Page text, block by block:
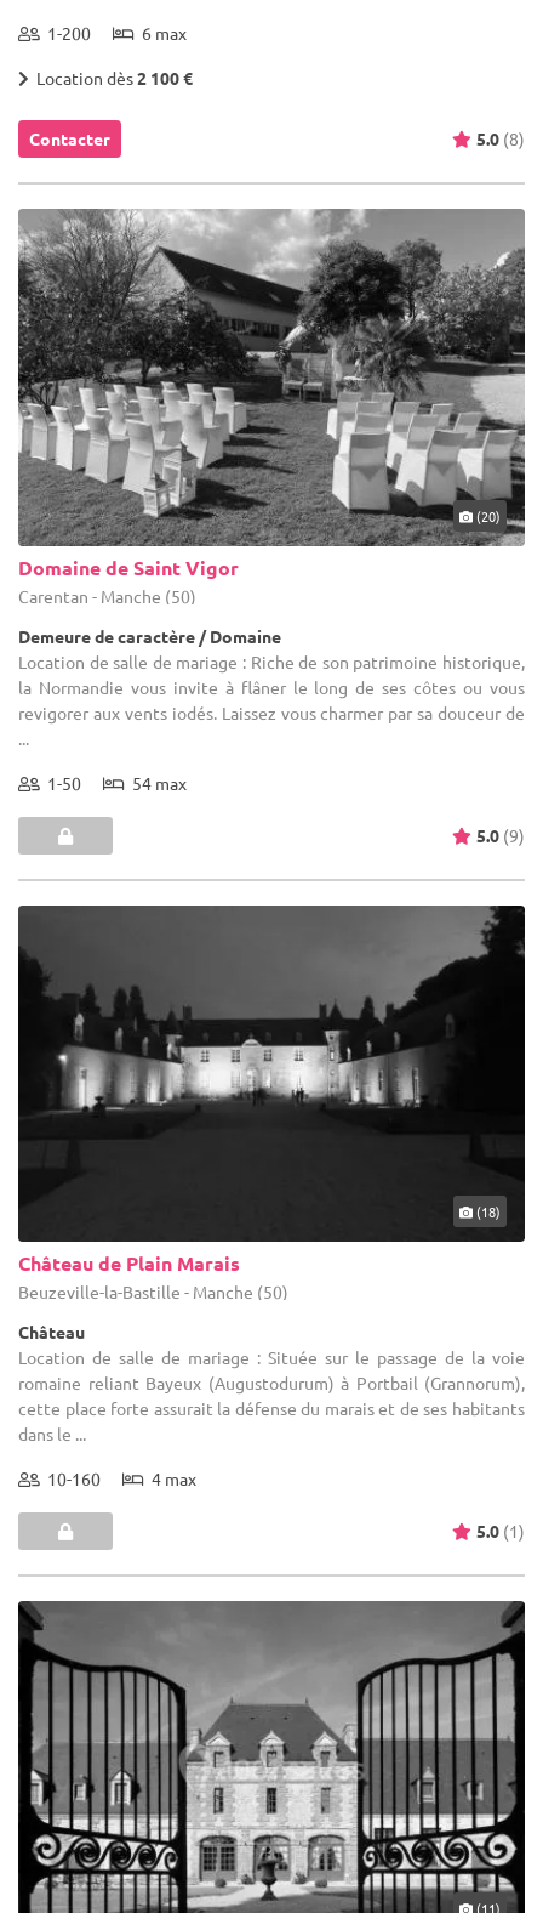
1-200 6 max
Location dès2 100 €
Contacter 5.0 (8)
(20)
Domaine de Saint Vigor
Carentan - Manche (50)
Demeure de caractère / Domaine
Location de salle de mariage : Riche de son patrimoine historique,
la Normandie vous invite à flâner le long de ses côtes ou vous
revigorer aux vents iodés. Laissez vous charmer par sa douceur de
1-50 54 max
5.0 (9)
(18)
Château de Plain Marais
Beuzeville-la-Bastille - Manche (50)
Château
Location de salle de mariage : Située sur le passage de la voie
romaine reliant Bayeux (Augustodurum) à Portbail (Grannorum),
cette place forte assurait la défense du marais et de ses habitants
dans le ...
10-160 4 max
5.0 (1)
(11)